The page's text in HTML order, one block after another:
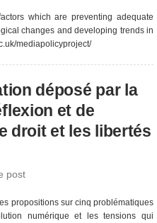
which are preventing adequate
changes and developing trends in
mediapolicyproject/
déposé par la
et de
droit et les libertés
post
propositions sur cinq problématiques
numérique et les tensions qui